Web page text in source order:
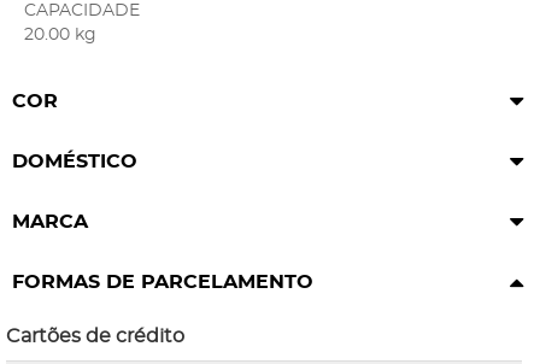
CAPACIDADE
20.00 kg
COR
DOMÉSTICO
MARCA
FORMAS DE PARCELAMENTO
Cartões de crédito